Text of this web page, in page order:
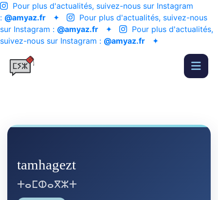
Pour plus d'actualités, suivez-nous sur Instagram
: @amyaz.fr ✦
Pour plus d'actualités, suivez-nous
sur Instagram : @amyaz.fr ✦
Pour plus d'actualités,
suivez-nous sur Instagram : @amyaz.fr ✦
tamhagezt
ⵜⴰⵎⵀⴰⴳⵣⵜ